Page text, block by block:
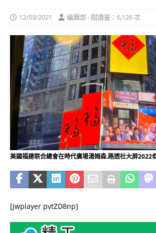
12/03/2021 編輯部 · 閱讀量：6,126 次
美國福建联合總會在時代廣場湯姆森.路透社大屏2022
[jwplayer pvtZD8np]